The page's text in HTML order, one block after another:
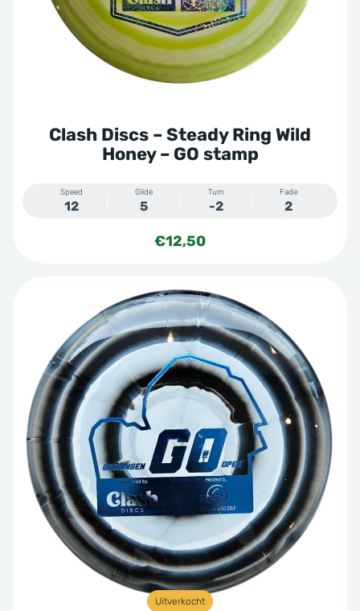
Clash Discs – Steady Ring Wild
Honey – GO stamp
Speed
12
Glide
5
Turn
-2
Fade
2
€12,50
Uitverkocht